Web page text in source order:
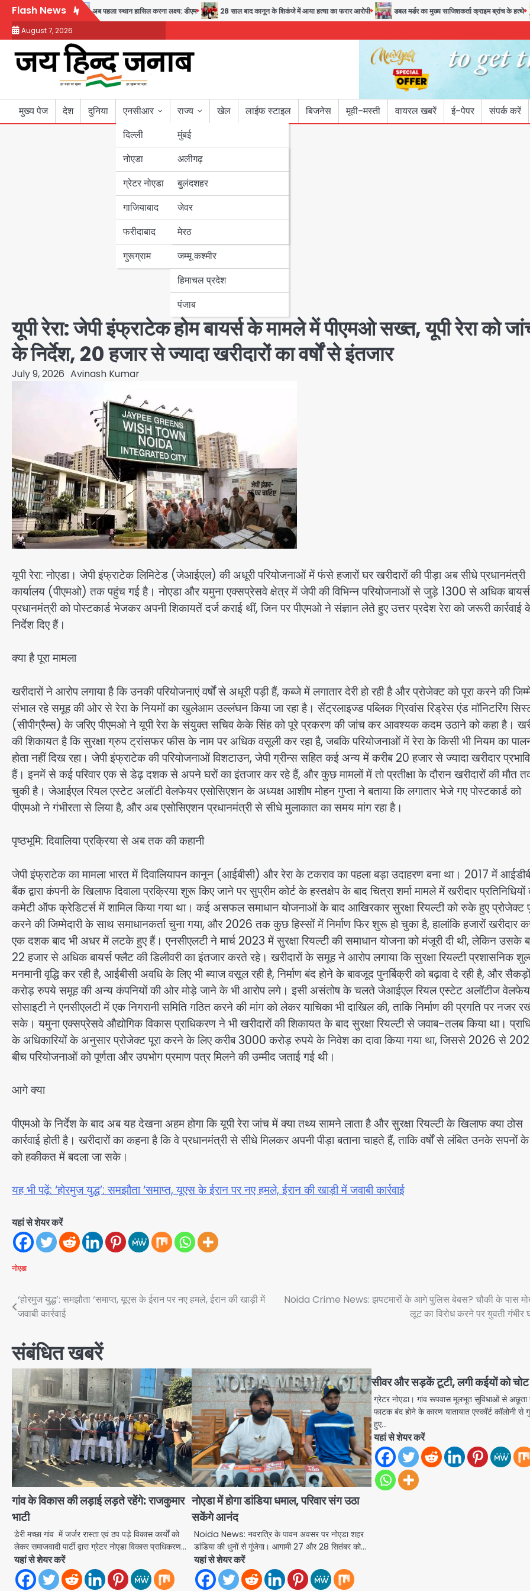
Skip
content
Flash News
और सुरक्षा का संदेश अब पहला स्थान हासिल करना लक्ष्य: डीएम 28 साल बाद कानून के शिकंजे में आया हत्या का फरार आरोपी डबल मर्डर का मुख्य साजिशकर्ता क्राइम ब्रांच के हत्थे
August 7, 2026
मुख्य पेज देश दुनिया
एनसीआर
दिल्ली
नोएडा
ग्रेटर नोएडा
गाजियाबाद
फरीदाबाद
गुरूग्राम
राज्य
मुंबई
उत्तर प्रदेश
अलीगढ़
बुलंदशहर
जेवर
मेरठ
बिहार
पंजाब
हरियाणा
जम्मू कश्मीर
हिमाचल प्रदेश
पंजाब
खेल लाईफ स्टाइल बिजनेस मूवी-मस्ती वायरल खबरें ई-पेपर संपर्क करें
यूपी रेरा: जेपी इंफ्राटेक होम बायर्स के मामले में पीएमओ सख्त, यूपी रेरा को
के निर्देश, 20 हजार से ज्यादा खरीदारों का वर्षों से इंतजार
July 9, 2026 Avinash Kumar
यूपी रेरा: नोएडा। जेपी इंफ्राटेक लिमिटेड (जेआईएल) की अधूरी परियोजनाओं में फंसे हजारों घर खरीदारों की पीड़ा अब सीधे प्रधानमंत्री
कार्यालय (पीएमओ) तक पहुंच गई है। नोएडा और यमुना एक्सप्रेसवे क्षेत्र में जेपी की विभिन्न परियोजनाओं से जुड़े 1300 से अधिक
प्रधानमंत्री को पोस्टकार्ड भेजकर अपनी शिकायतें दर्ज कराई थीं, जिन पर पीएमओ ने संज्ञान लेते हुए उत्तर प्रदेश रेरा को जरूरी कार्रवाई
निर्देश दिए हैं।
क्या है पूरा मामला
खरीदारों ने आरोप लगाया है कि उनकी परियोजनाएं वर्षों से अधूरी पड़ी हैं, कब्जे में लगातार देरी हो रही है और प्रोजेक्ट को पूरा करने की
संभाल रहे समूह की ओर से रेरा के नियमों का खुलेआम उल्लंघन किया जा रहा है। सेंट्रलाइज्ड पब्लिक ग्रिवांस रिड्रेस एंड मॉनिटरिंग
(सीपीग्रैम्स) के जरिए पीएमओ ने यूपी रेरा के संयुक्त सचिव केके सिंह को पूरे प्रकरण की जांच कर आवश्यक कदम उठाने को कहा है।
की शिकायत है कि सुरक्षा ग्रुप ट्रांसफर फीस के नाम पर अधिक वसूली कर रहा है, जबकि परियोजनाओं में रेरा के किसी भी नियम का
होता नहीं दिख रहा। जेपी इंफ्राटेक की परियोजनाओं विशटाउन, जेपी ग्रीन्स सहित कई अन्य में करीब 20 हजार से ज्यादा खरीदार
हैं। इनमें से कई परिवार एक से डेढ़ दशक से अपने घरों का इंतजार कर रहे हैं, और कुछ मामलों में तो प्रतीक्षा के दौरान खरीदारों की मौत
चुकी है। जेआईएल रियल एस्टेट अलॉटी वेलफेयर एसोसिएशन के अध्यक्ष आशीष मोहन गुप्ता ने बताया कि लगातार भेजे गए पोस्टकार्ड को
पीएमओ ने गंभीरता से लिया है, और अब एसोसिएशन प्रधानमंत्री से सीधे मुलाकात का समय मांग रहा है।
पृष्ठभूमि: दिवालिया प्रक्रिया से अब तक की कहानी
जेपी इंफ्राटेक का मामला भारत में दिवालियापन कानून (आईबीसी) और रेरा के टकराव का पहला बड़ा उदाहरण बना था। 2017 में
बैंक द्वारा कंपनी के खिलाफ दिवाला प्रक्रिया शुरू किए जाने पर सुप्रीम कोर्ट के हस्तक्षेप के बाद चित्रा शर्मा मामले में खरीदार प्रतिनिधियों
कमेटी ऑफ क्रेडिटर्स में शामिल किया गया था। कई असफल समाधान योजनाओं के बाद आखिरकार सुरक्षा रियल्टी को रुके हुए प्रोजेक्ट
करने की जिम्मेदारी के साथ समाधानकर्ता चुना गया, और 2026 तक कुछ हिस्सों में निर्माण फिर शुरू हो चुका है, हालांकि हजारों खरीदार
एक दशक बाद भी अधर में लटके हुए हैं। एनसीएलटी ने मार्च 2023 में सुरक्षा रियल्टी की समाधान योजना को मंजूरी दी थी, लेकिन उसके
22 हजार से अधिक बायर्स फ्लैट की डिलीवरी का इंतजार करते रहे। खरीदारों के समूह ने आरोप लगाया कि सुरक्षा रियल्टी प्रशासनिक
मनमानी वृद्धि कर रही है, आईबीसी अवधि के लिए भी ब्याज वसूल रही है, निर्माण बंद होने के बावजूद पुनर्बिक्री को बढ़ावा दे रही है, और सैकड़ों
करोड़ रुपये समूह की अन्य कंपनियों की ओर मोड़े जाने के भी आरोप लगे। इसी असंतोष के चलते जेआईएल रियल एस्टेट अलॉटीज
सोसाइटी ने एनसीएलटी में एक निगरानी समिति गठित करने की मांग को लेकर याचिका भी दाखिल की, ताकि निर्माण की प्रगति पर नजर
सके। यमुना एक्सप्रेसवे औद्योगिक विकास प्राधिकरण ने भी खरीदारों की शिकायत के बाद सुरक्षा रियल्टी से जवाब-तलब किया था।
के अधिकारियों के अनुसार प्रोजेक्ट पूरा करने के लिए करीब 3000 करोड़ रुपये के निवेश का दावा किया गया था, जिससे 2026 से
बीच परियोजनाओं को पूर्णता और उपभोग प्रमाण पत्र मिलने की उम्मीद जताई गई थी।
आगे क्या
पीएमओ के निर्देश के बाद अब यह देखना अहम होगा कि यूपी रेरा जांच में क्या तथ्य सामने लाता है और सुरक्षा रियल्टी के खिलाफ क्या ठोस
कार्रवाई होती है। खरीदारों का कहना है कि वे प्रधानमंत्री से सीधे मिलकर अपनी पीड़ा बताना चाहते हैं, ताकि वर्षों से लंबित उनके सपनों
को हकीकत में बदला जा सके।
यह भी पढ़ें: ‘होरमुज युद्ध’: समझौता ‘समाप्त, यूएस के ईरान पर नए हमले, ईरान की खाड़ी में जवाबी कार्रवाई
यहां से शेयर करें
नोएडा
Post
navigation
‘होरमुज युद्ध’: समझौता ‘समाप्त, यूएस के ईरान पर नए हमले, ईरान की खाड़ी में
जवाबी कार्रवाई
Noida Crime News: झपटमारों के आगे पुलिस बेबस? चौकी के पास
लूट का विरोध करने पर युवती गंभीर
संबंधित खबरें
गांव के विकास की लड़ाई लड़ते रहेंगे: राजकुमार
भाटी
डेरी मच्छा गांव में जर्जर रास्ता एवं ठप पड़े विकास कार्यों को
लेकर समाजवादी पार्टी द्वारा ग्रेटर नोएडा विकास प्राधिकरण…
यहां से शेयर करें
नोएडा में होगा डांडिया धमाल, परिवार संग उठा
सकेंगे आनंद
Noida News: नवरात्रि के पावन अवसर पर नोएडा शहर
डांडिया की धुनों से गूंजेगा। आगामी 27 और 28 सितंबर को…
यहां से शेयर करें
सीवर और सड़कें टूटी, लगी कईयों को चोट
ग्रेटर नोएडा। गांव रूपवास मूलभूत सुविधाओं से अछूता
फाटक बंद होने के कारण यातायात एस्कॉर्ट कॉलोनी से
हुए…
यहां से शेयर करें